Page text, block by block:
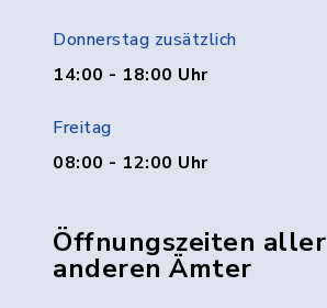
Donnerstag zusätzlich
14:00 - 18:00 Uhr
Freitag
08:00 - 12:00 Uhr
Öffnungszeiten aller
anderen Ämter